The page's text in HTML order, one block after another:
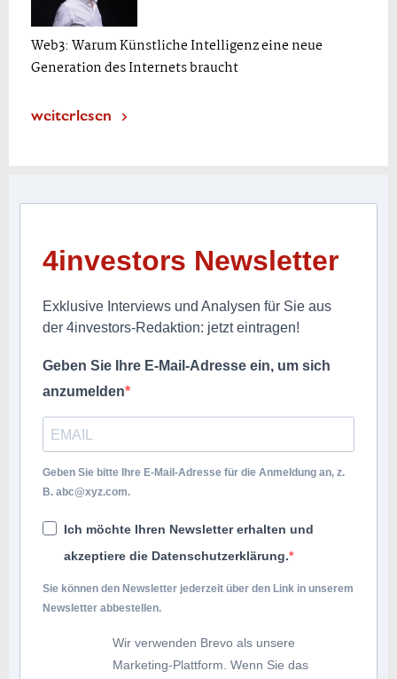
Web3: Warum Künstliche Intelligenz eine neue
Generation des Internets braucht
weiterlesen
4investors Newsletter
Exklusive Interviews und Analysen für Sie aus
der 4investors-Redaktion: jetzt eintragen!
Geben Sie Ihre E-Mail-Adresse ein, um sich
anzumelden
Geben Sie bitte Ihre E-Mail-Adresse für die Anmeldung an, z.
B. abc@xyz.com.
Ich möchte Ihren Newsletter erhalten und
akzeptiere die Datenschutzerklärung.
Sie können den Newsletter jederzeit über den Link in unserem
Newsletter abbestellen.
Wir verwenden Brevo als unsere
Marketing-Plattform. Wenn Sie das